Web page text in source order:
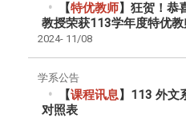
【特优教师】狂贺！恭
教授荣获113学年度特优教
2024- 11/08
学系公告
【课程讯息】113 外文
对照表